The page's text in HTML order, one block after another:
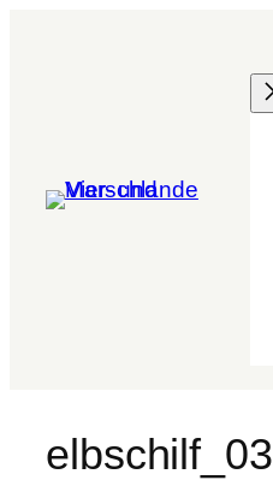
elbschilf_03